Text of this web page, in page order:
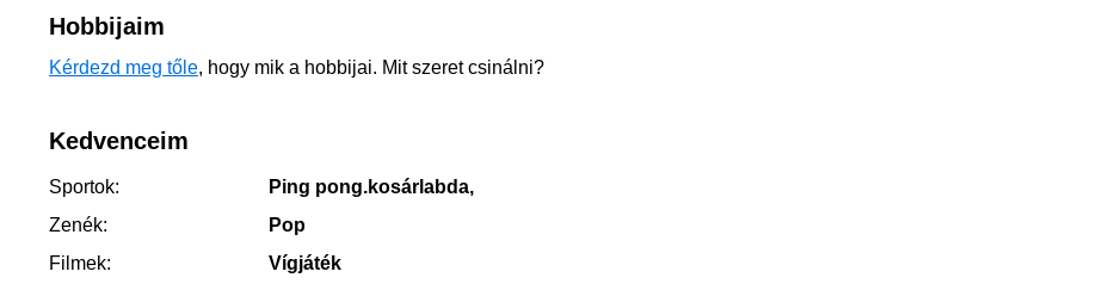
Hobbijaim
Kérdezd meg tőle, hogy mik a hobbijai. Mit szeret csinálni?
Kedvenceim
Sportok:
Ping pong.kosárlabda,
Zenék:
Pop
Filmek:
Vígjáték